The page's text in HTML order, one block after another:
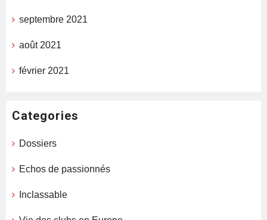
septembre 2021
août 2021
février 2021
Categories
Dossiers
Echos de passionnés
Inclassable